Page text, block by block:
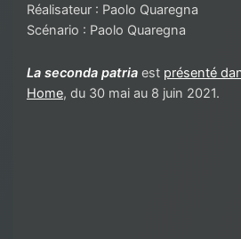
Réalisateur : Paolo Quaregna
Scénario : Paolo Quaregna
La seconda patria est présenté
Home, du 30 mai au 8 juin 2021.